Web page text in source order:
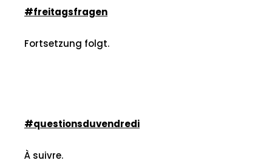
#freitagsfragen
Fortsetzung folgt.
#questionsduvendredi
À suivre.